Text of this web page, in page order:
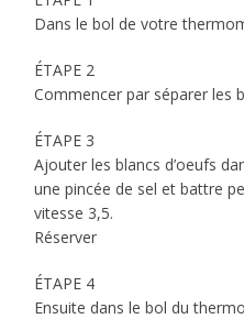
Dans le bol de votre
ÉTAPE 2
Commencer par séparer les
ÉTAPE 3
Ajouter les blancs d’oeufs
une pincée de sel et battre
vitesse 3,5.
Réserver
ÉTAPE 4
Ensuite dans le bol du